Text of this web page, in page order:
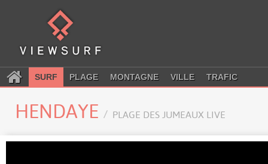
SURF PLAGE MONTAGNE VILLE TRAFIC
HENDAYE PLAGE DES JUMEAUX LIVE